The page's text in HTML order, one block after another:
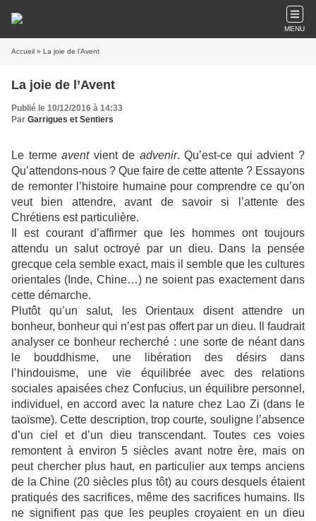
MENU
Accueil » La joie de l’Avent
La joie de l’Avent
Publié le 10/12/2016 à 14:33
Par Garrigues et Sentiers
Le termeaventvient de advenir. Qu’est-ce qui advient ?
Qu’attendons-nous ? Que faire de cette attente ? Essayons
de remonter l’histoire humaine pour comprendre ce qu’on
veut bien attendre, avant de savoir si l’attente des
Chrétiens est particulière.
Il est courant d’affirmer que les hommes ont toujours
attendu un salut octroyé par un dieu. Dans la pensée
grecque cela semble exact, mais il semble que les cultures
orientales (Inde, Chine…) ne soient pas exactement dans
cette démarche.
Plutôt qu’un salut, les Orientaux disent attendre un
bonheur, bonheur qui n’est pas offert par un dieu. Il faudrait
analyser ce bonheur recherché : une sorte de néant dans
le bouddhisme, une libération des désirs dans
l’hindouisme, une vie équilibrée avec des relations
sociales apaisées chez Confucius, un équilibre personnel,
individuel, en accord avec la nature chez Lao Zi (dans le
taoïsme). Cette description, trop courte, souligne l’absence
d’un ciel et d’un dieu transcendant. Toutes ces voies
remontent à environ 5 siècles avant notre ère, mais on
peut chercher plus haut, en particulier aux temps anciens
de la Chine (20 siècles plus tôt) au cours desquels étaient
pratiqués des sacrifices, même des sacrifices humains. Ils
ne signifient pas que les peuples croyaient en un dieu